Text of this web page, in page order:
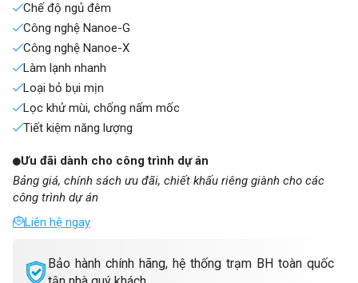
Chế độ ngủ đêm
Công nghệ Nanoe-G
Công nghệ Nanoe-X
Làm lạnh nhanh
Loại bỏ bụi mịn
Lọc khử mùi, chống nấm mốc
Tiết kiệm năng lượng
Bảo hành chính hãng, hệ thống trạm BH toàn quốc
Ưu đãi dành cho công trình dự án
Bảng giá, chính sách ưu đãi, chiết khấu riêng giành cho các
công trình dự án
Liên hệ ngay